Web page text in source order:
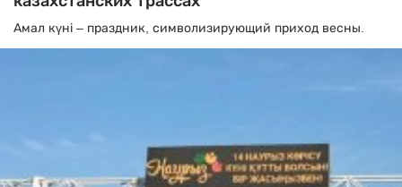
Амал күні – праздник, символизирующий приход весны.